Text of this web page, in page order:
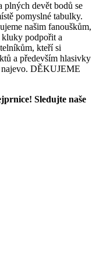
plných devět bodů se
pomyslné tabulky.
našim fanouškům,
kluky podpořit a
kteří si
a především hlasivky
najevo. DĚKUJEME
Sledujte naše